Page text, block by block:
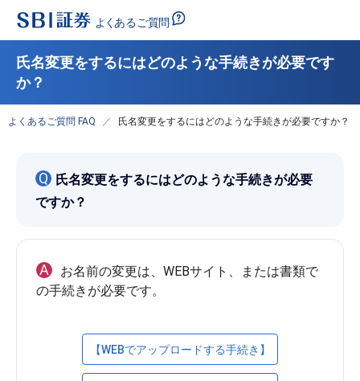
氏名変更をするにはどのような手続きが必要です
か？
よくあるご質問 FAQ 氏名変更をするにはどのような手続きが必要ですか？
Q
氏名変更をするにはどのような手続きが必要
ですか？
A
お名前の変更は、WEBサイト、または書類で
【WEBでアップロードする手続き】